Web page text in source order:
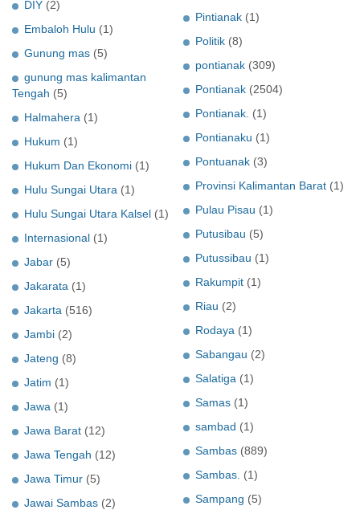
DIY (2)
Embaloh Hulu (1)
Gunung mas (5)
gunung mas kalimantan
Tengah (5)
Halmahera (1)
Hukum (1)
Hukum Dan Ekonomi (1)
Hulu Sungai Utara (1)
Hulu Sungai Utara Kalsel (1)
Internasional (1)
Jabar (5)
Jakarata (1)
Jakarta (516)
Jambi (2)
Jateng (8)
Jatim (1)
Jawa (1)
Jawa Barat (12)
Jawa Tengah (12)
Jawa Timur (5)
Jawai Sambas (2)
Pintianak (1)
Politik (8)
pontianak (309)
Pontianak (2504)
Pontianak. (1)
Pontianaku (1)
Pontuanak (3)
Provinsi Kalimantan Barat (1)
Pulau Pisau (1)
Putusibau (5)
Putussibau (1)
Rakumpit (1)
Riau (2)
Rodaya (1)
Sabangau (2)
Salatiga (1)
Samas (1)
sambad (1)
Sambas (889)
Sambas. (1)
Sampang (5)